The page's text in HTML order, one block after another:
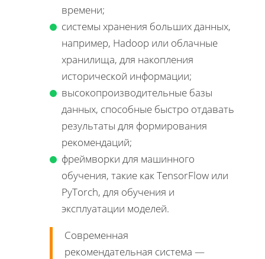
времени;
системы хранения больших данных,
например, Hadoop или облачные
хранилища, для накопления
исторической информации;
высокопроизводительные базы
данных, способные быстро отдавать
результаты для формирования
рекомендаций;
фреймворки для машинного
обучения, такие как TensorFlow или
PyTorch, для обучения и
эксплуатации моделей.
Современная
рекомендательная система —